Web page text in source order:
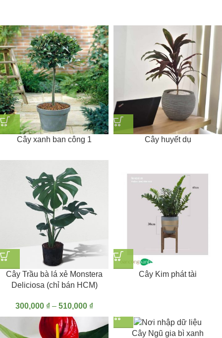
Cây xanh ban công 1 Cây huyết dụ
Cây Trầu bà lá xẻ Monstera
Deliciosa (chỉ bán HCM)
300,000 ₫ – 510,000 ₫
Cây Kim phát tài
Cây Ngũ gia bì xanh